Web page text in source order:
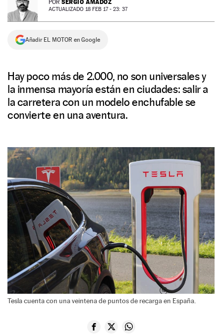
NEWSLETTER
SÍGUENOS
POR SERGIO AMADOZ
ACTUALIZADO 18 FEB 17 - 23: 37
Añadir EL MOTOR en Google
Hay poco más de 2.000, no son universales y
la inmensa mayoría están en ciudades: salir a
la carretera con un modelo enchufable se
convierte en una aventura.
Tesla cuenta con una veintena de puntos de recarga en España.